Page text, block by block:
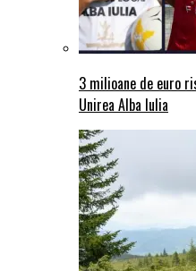
3 milioane de euro
Unirea Alba Iulia